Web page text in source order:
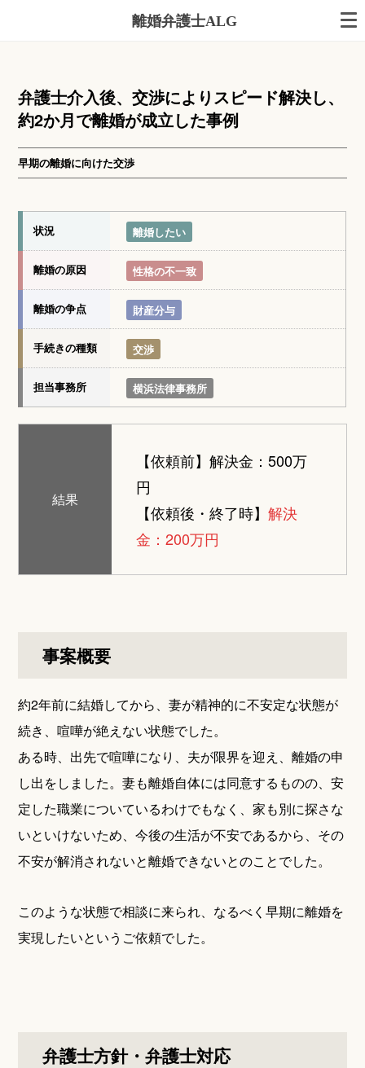
離婚弁護士ALG
弁護士介入後、交渉によりスピード解決し、
約2か月で離婚が成立した事例
早期の離婚に向けた交渉
状況 離婚したい
離婚の原因 性格の不一致
離婚の争点 財産分与
手続きの種類 交渉
担当事務所 横浜法律事務所
結果
【依頼前】解決金：500万
円
【依頼後・終了時】解決
金：200万円
事案概要
約2年前に結婚してから、妻が精神的に不安定な状態が
続き、喧嘩が絶えない状態でした。
ある時、出先で喧嘩になり、夫が限界を迎え、離婚の申
し出をしました。妻も離婚自体には同意するものの、安
定した職業についているわけでもなく、家も別に探さな
いといけないため、今後の生活が不安であるから、その
不安が解消されないと離婚できないとのことでした。
このような状態で相談に来られ、なるべく早期に離婚を
実現したいというご依頼でした。
弁護士方針・弁護士対応